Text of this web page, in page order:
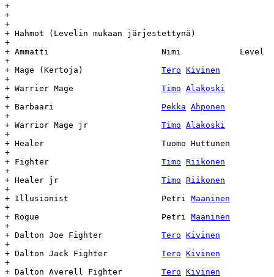
+
+
+
+ Hahmot (Levelin mukaan järjestettynä)
+
+ Ammatti			Nimi		Level	alku	loppu
+
Tero Kivinen
+
Timo Alakoski
+
Pekka Ahponen
+
Timo Alakoski
+
+ Healer			Tuomo Huttunen		3	Dead
+
Timo Riikonen
+
Timo Riikonen
+
+ Illusionist			Petri Maaninen
+
+ Rogue				Petri Maaninen
+
Tero Kivinen
+
Tero Kivinen
+
Tero Kivinen